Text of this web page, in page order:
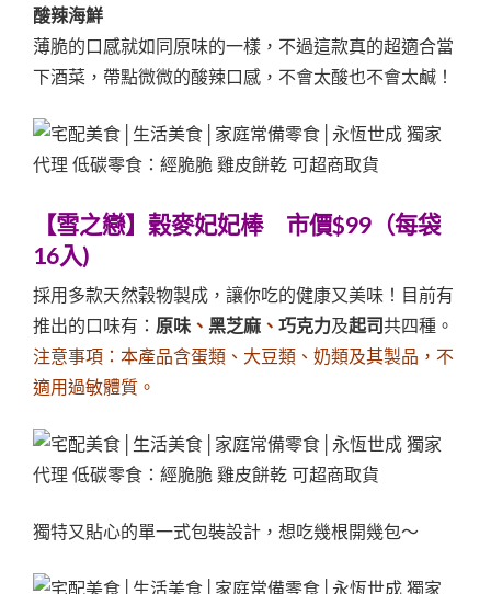
酸辣海鮮
薄脆的口感就如同原味的一樣，不過這款真的超適合當
下酒菜，帶點微微的酸辣口感，不會太酸也不會太鹹！
【雪之戀】穀麥妃妃棒 市價$99（每袋
16入)
採用多款天然穀物製成，讓你吃的健康又美味！目前有
推出的口味有： 原味 、 黑芝麻 、 巧克力及起司共四種。
注意事項：本產品含蛋類、大豆類、奶類及其製品，不
適用過敏體質。
獨特又貼心的單一式包裝設計，想吃幾根開幾包～